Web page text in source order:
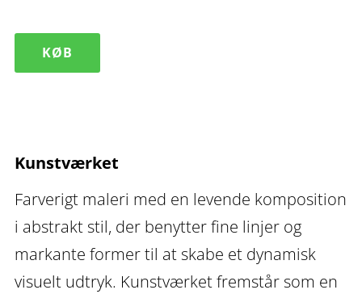
Farverigt
maleri
antal
KØB
Kunstværket
Farverigt maleri med en levende komposition
i abstrakt stil, der benytter fine linjer og
markante former til at skabe et dynamisk
visuelt udtryk. Kunstværket fremstår som en